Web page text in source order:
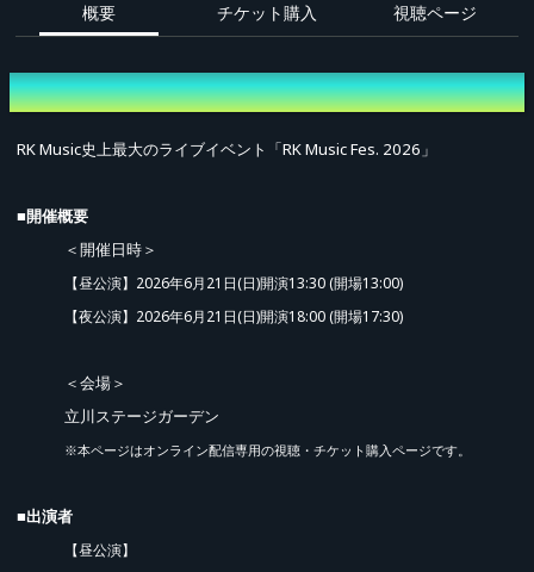
概要 チケット購入 視聴ページ
概要
RK Music史上最大のライブイベント「RK Music Fes. 2026」
■開催概要
＜開催日時＞
【昼公演】2026年6月21日(日)開演13:30 (開場13:00)
【夜公演】2026年6月21日(日)開演18:00 (開場17:30)
＜会場＞
立川ステージガーデン
※本ページはオンライン配信専用の視聴・チケット購入ページです。
■出演者
【昼公演】